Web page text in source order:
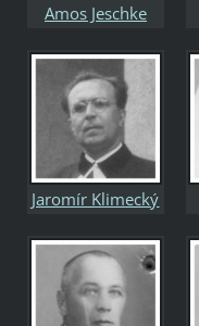
Amos Jeschke
Jaromír Klimecký